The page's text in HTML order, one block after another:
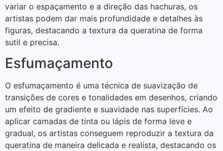
variar o espaçamento e a direção das hachuras, os
artistas podem dar mais profundidade e detalhes às
figuras, destacando a textura da queratina de forma
sutil e precisa.
Esfumaçamento
O esfumaçamento é uma técnica de suavização de
transições de cores e tonalidades em desenhos, criando
um efeito de gradiente e suavidade nas superfícies. Ao
aplicar camadas de tinta ou lápis de forma leve e
gradual, os artistas conseguem reproduzir a textura da
queratina de maneira delicada e realista, destacando os